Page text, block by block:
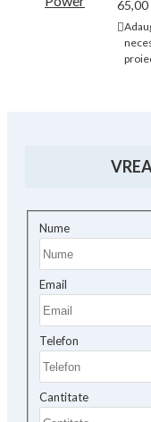
65,00
Nume
Email
Telefon
Cantitate